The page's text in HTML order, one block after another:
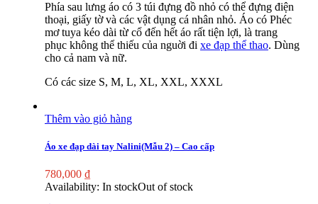
Phía sau lưng áo có 3 túi đựng đồ nhỏ có thể đựng điện
thoại, giấy tờ và các vật dụng cá nhân nhỏ. Áo có Phéc
mơ tuya kéo dài từ cổ đến hết áo rất tiện lợi, là trang
phục không thể thiếu của nguời đi xe đạp thể thao. Dùng
cho cả nam và nữ.
Có các size S, M, L, XL, XXL, XXXL
Thêm vào giỏ hàng
Áo xe đạp dài tay Nalini(Mẫu 2) – Cao cấp
780,000 ₫
Availability: In stockOut of stock